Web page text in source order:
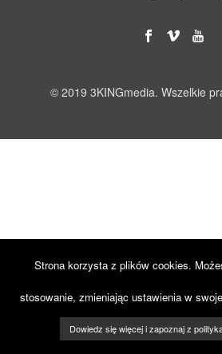
© 2019 3KINGmedia. Wszelkie
Strona korzysta z plików cookies.
stosowanie, zmieniając ustawienia w
Dowiedz się więcej i zapoznaj z